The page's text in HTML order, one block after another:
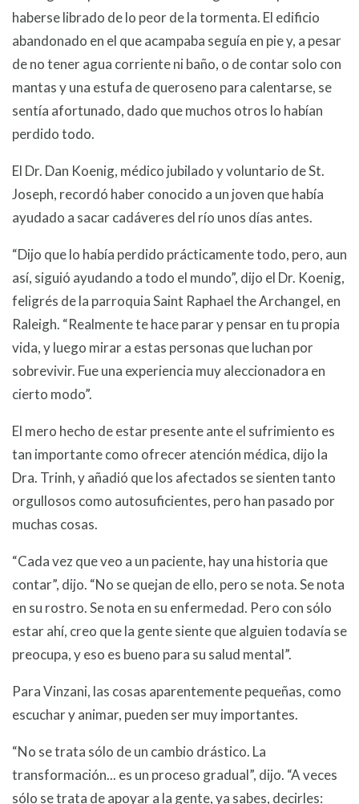
haberse librado de lo peor de la tormenta. El edificio
abandonado en el que acampaba seguía en pie y, a pesar
de no tener agua corriente ni baño, o de contar solo con
mantas y una estufa de queroseno para calentarse, se
sentía afortunado, dado que muchos otros lo habían
perdido todo.
El Dr. Dan Koenig, médico jubilado y voluntario de St.
Joseph, recordó haber conocido a un joven que había
ayudado a sacar cadáveres del río unos días antes.
“Dijo que lo había perdido prácticamente todo, pero, aun
así, siguió ayudando a todo el mundo”, dijo el Dr. Koenig,
feligrés de la parroquia Saint Raphael the Archangel, en
Raleigh. “Realmente te hace parar y pensar en tu propia
vida, y luego mirar a estas personas que luchan por
sobrevivir. Fue una experiencia muy aleccionadora en
cierto modo”.
El mero hecho de estar presente ante el sufrimiento es
tan importante como ofrecer atención médica, dijo la
Dra. Trinh, y añadió que los afectados se sienten tanto
orgullosos como autosuficientes, pero han pasado por
muchas cosas.
“Cada vez que veo a un paciente, hay una historia que
contar”, dijo. “No se quejan de ello, pero se nota. Se nota
en su rostro. Se nota en su enfermedad. Pero con sólo
estar ahí, creo que la gente siente que alguien todavía se
preocupa, y eso es bueno para su salud mental”.
Para Vinzani, las cosas aparentemente pequeñas, como
escuchar y animar, pueden ser muy importantes.
“No se trata sólo de un cambio drástico. La
transformación... es un proceso gradual”, dijo. “A veces
sólo se trata de apoyar a la gente, ya sabes, decirles: